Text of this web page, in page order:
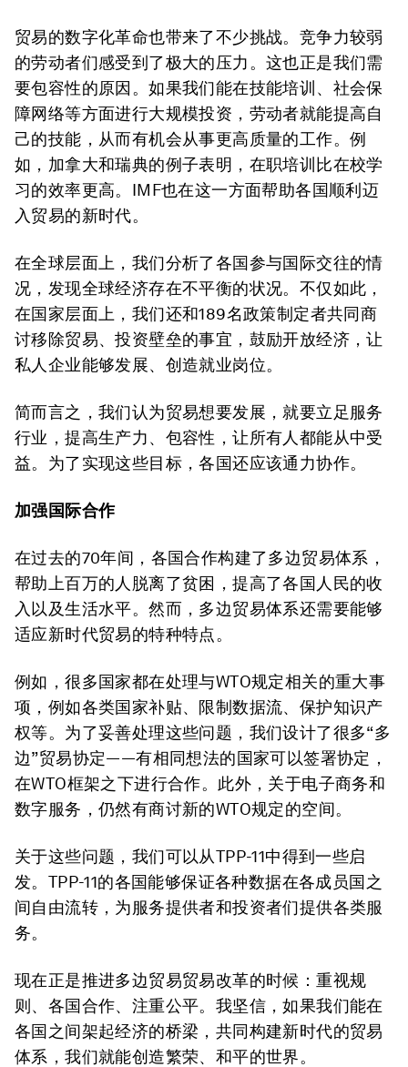
贸易的数字化革命也带来了不少挑战。竞争力较弱
的劳动者们感受到了极大的压力。这也正是我们需
要包容性的原因。如果我们能在技能培训、社会保
障网络等方面进行大规模投资，劳动者就能提高自
己的技能，从而有机会从事更高质量的工作。例
如，加拿大和瑞典的例子表明，在职培训比在校学
习的效率更高。IMF也在这一方面帮助各国顺利迈
入贸易的新时代。
在全球层面上，我们分析了各国参与国际交往的情
况，发现全球经济存在不平衡的状况。不仅如此，
在国家层面上，我们还和189名政策制定者共同商
讨移除贸易、投资壁垒的事宜，鼓励开放经济，让
私人企业能够发展、创造就业岗位。
简而言之，我们认为贸易想要发展，就要立足服务
行业，提高生产力、包容性，让所有人都能从中受
益。为了实现这些目标，各国还应该通力协作。
加强国际合作
在过去的70年间，各国合作构建了多边贸易体系，
帮助上百万的人脱离了贫困，提高了各国人民的收
入以及生活水平。然而，多边贸易体系还需要能够
适应新时代贸易的特种特点。
例如，很多国家都在处理与WTO规定相关的重大事
项，例如各类国家补贴、限制数据流、保护知识产
权等。为了妥善处理这些问题，我们设计了很多“多
边”贸易协定——有相同想法的国家可以签署协定，
在WTO框架之下进行合作。此外，关于电子商务和
数字服务，仍然有商讨新的WTO规定的空间。
关于这些问题，我们可以从TPP-11中得到一些启
发。TPP-11的各国能够保证各种数据在各成员国之
间自由流转，为服务提供者和投资者们提供各类服
务。
现在正是推进多边贸易贸易改革的时候：重视规
则、各国合作、注重公平。我坚信，如果我们能在
各国之间架起经济的桥梁，共同构建新时代的贸易
体系，我们就能创造繁荣、和平的世界。